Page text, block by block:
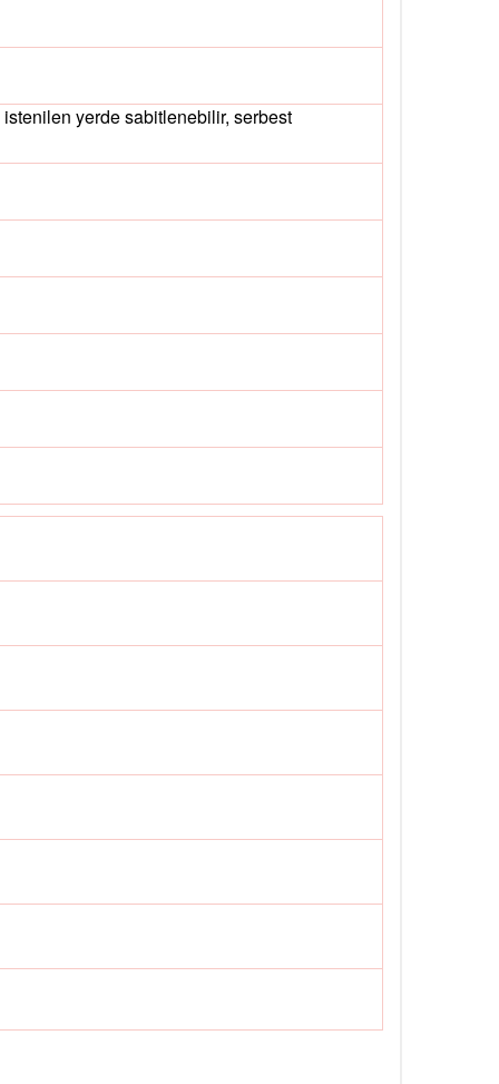
yerde sabitlenebilir, serbest